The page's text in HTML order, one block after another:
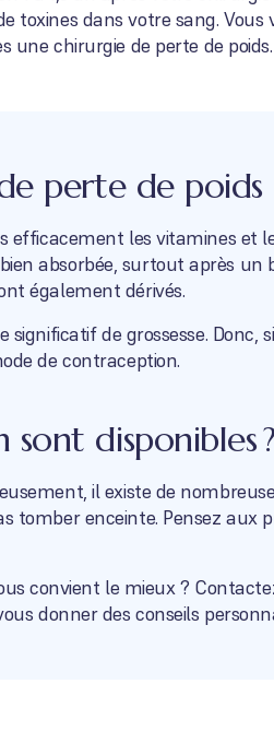
toxines dans votre sang. Vous
une chirurgie de perte de poids.
perte de poids
efficacement les vitamines et
absorbée, surtout après un
également dérivés.
de grossesse. Donc,
de contraception.
disponibles ?
il existe de
tomber enceinte. Pensez aux
convient le mieux ?
donner des conseils